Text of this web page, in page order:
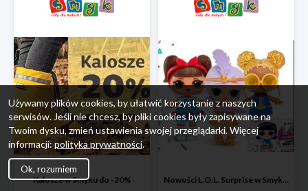
Kalosze w Smyku do -20% Nowości L.O.L. Surprise w Smyku do -45%
Używamy plików cookies, by ułatwić korzystanie z naszych
serwisów. Jeśli nie chcesz, by pliki cookies były zapisywane na
Twoim dysku, zmień ustawienia swojej przeglądarki. Więcej
informacji: polityka prywatności.
Ok, rozumiem